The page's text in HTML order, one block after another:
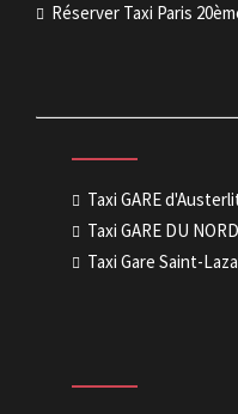
Réserver Taxi Paris
Taxi GARE
Taxi GARE DU
Taxi Gare Saint-